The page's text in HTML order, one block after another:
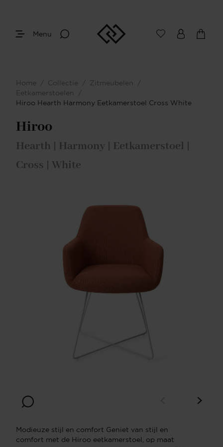
Menu
Home / Collectie / Zitmeubelen
/
Eetkamerstoelen
/
Hiroo Hearth Harmony Eetkamerstoel Cross White
Hiroo
Hearth | Harmony | Eetkamerstoel |
Cross | White
Modieuze stijl en comfort Geniet van stijl en
comfort met de Hiroo eetkamerstoel, op maat